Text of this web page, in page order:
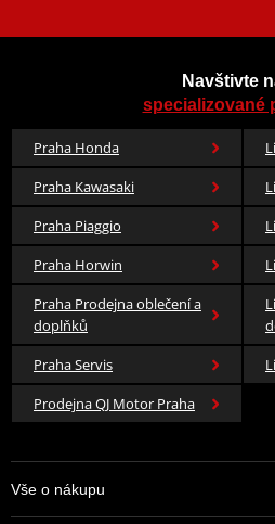
Navštivte
specializované
Praha Honda
Praha Kawasaki
Praha Piaggio
Praha Horwin
Praha Prodejna oblečení a
doplňků
Praha Servis
Prodejna QJ Motor Praha
Vše o nákupu